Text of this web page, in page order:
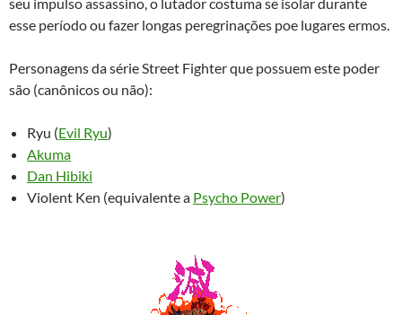
esse período ou fazer longas peregrinações poe lugares ermos.
Personagens da série Street Fighter que possuem este poder
são (canônicos ou não):
Ryu (Evil Ryu)
Akuma
Dan Hibiki
Violent Ken (equivalente a Psycho Power)